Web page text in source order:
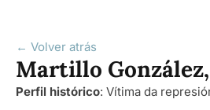
← Volver atrás
Martillo
Perfil histórico: Vítima da